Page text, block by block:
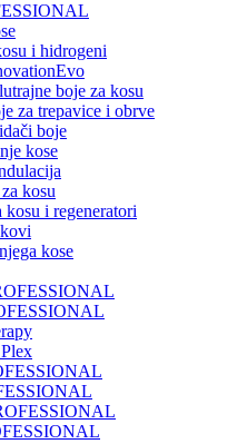
i hidrogeni
boje za kosu
za trepavice i obrve
boje
kose
kosu
kosu i regeneratori
kose